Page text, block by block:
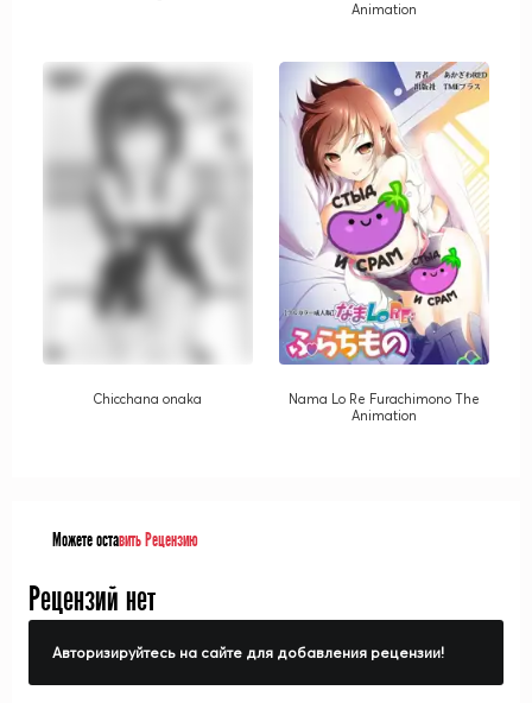
Animation
Chicchana onaka
Nama Lo Re Furachimono The
Animation
Можете оставить Рецензию
Рецензий нет
Авторизируйтесь на сайте для добавления рецензии!